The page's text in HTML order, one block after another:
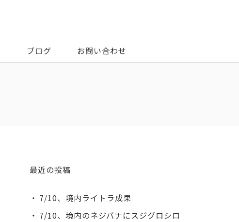
ブログ お問い合わせ
最近の投稿
7/10、境内ライトラ成果
7/10、境内のネジバナにスジグロシロ